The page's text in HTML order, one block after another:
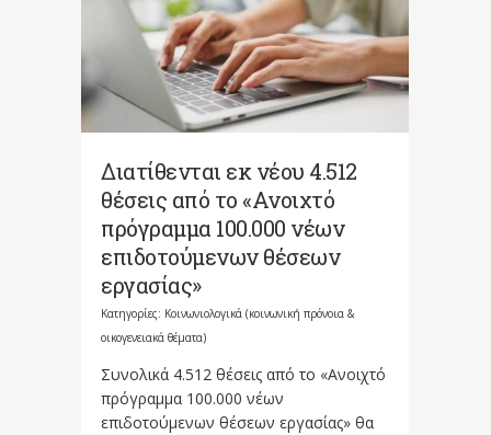
Διατίθενται εκ νέου 4.512
θέσεις από το «Ανοιχτό
πρόγραμμα 100.000 νέων
επιδοτούμενων θέσεων
εργασίας»
Κατηγορίες: Κοινωνιολογικά (κοινωνική πρόνοια &
οικογενειακά θέματα)
Συνολικά 4.512 θέσεις από το «Ανοιχτό
πρόγραμμα 100.000 νέων
επιδοτούμενων θέσεων εργασίας» θα